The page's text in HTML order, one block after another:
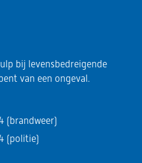
bij levensbedreigende
van een ongeval.
(brandweer)
(politie)